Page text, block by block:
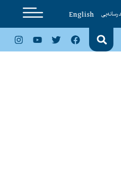
English